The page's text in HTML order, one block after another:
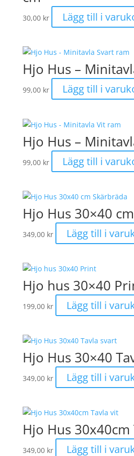
30,00 kr Lägg till i
Hjo Hus –
99,00 kr Lägg till i
Hjo Hus –
99,00 kr Lägg till i
Hjo Hus 30×40
349,00 kr Lägg till i
Hjo hus 30×40
199,00 kr Lägg till i
Hjo Hus 30×40
349,00 kr Lägg till i
Hjo Hus 30x40cm
349,00 kr Lägg till i